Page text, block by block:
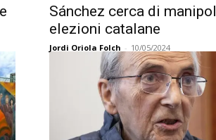
Sánchez cerca di
elezioni catalane
Jordi Oriola Folch - 10/05/2024